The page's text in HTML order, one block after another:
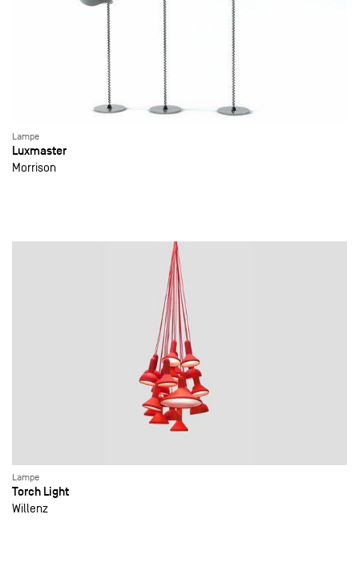
Lampe
Luxmaster
Morrison
Lampe
Torch Light
Willenz